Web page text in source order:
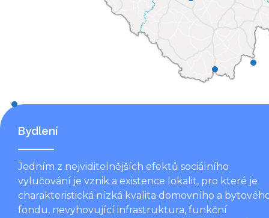
Bydlení
Jedním z nejviditelnějších efektů sociálního
vylučování je vznik a existence lokalit, pro které je
charakteristická nízká kvalita domovního a
fondu, nevyhovující infrastruktura, funkční